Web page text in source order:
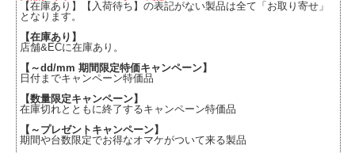
【在庫あり】【入荷待ち】の表記がない製品は全て「お取り寄せ」
となります。
【在庫あり】
店舗&ECに在庫あり。
【～dd/mm 期間限定特価キャンペーン】
日付までキャンペーン特価品
【数量限定キャンペーン】
在庫切れとともに終了するキャンペーン特価品
【～プレゼントキャンペーン】
期間や台数限定でお得なオマケがついて来る製品